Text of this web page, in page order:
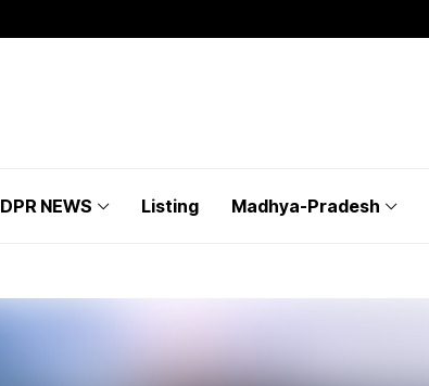
DPR NEWS Listing Madhya-Pradesh